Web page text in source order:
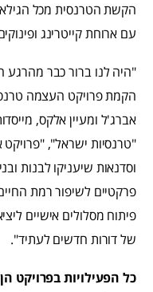
הקשת הטרנסית מכל
עם ארוחת קייטרינג
"היה לנו ברור כבר מהרגע
הקמת פרויקט העצמה
אברג'ל ומעיין אלקס,
"טרנסיות ישראל", "פרויקט
וסדנאות שיעניקו לבנות
פרקטיים לשיפור רמת
פיתוח מסלולים אישיים
של דורות חדשים לעתיד".
כל הפעילויות בפרויקט